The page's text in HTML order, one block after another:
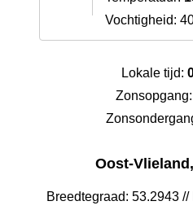
Vochtigheid:
Lokale tijd:
Oost-
Breedtegraad: 53.2943